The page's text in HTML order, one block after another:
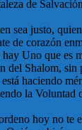
de
sea justo,
de corazón
Uno que es
del Shalom,
haciendo
la Voluntad
hoy no te